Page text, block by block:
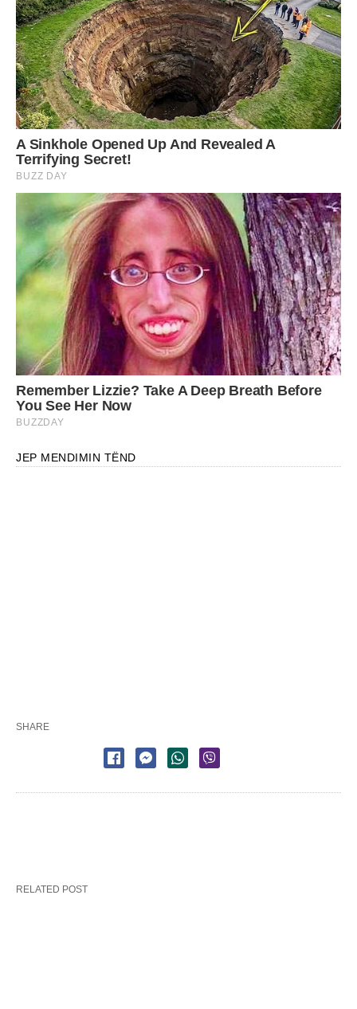
JEP MENDIMIN TËND
SHARE
RELATED POST